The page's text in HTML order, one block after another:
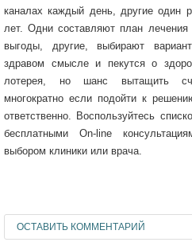
каналах каждый день, другие один
лет. Одни составляют план лечения
выгоды, другие, выбирают
здравом смысле и пекутся о
лотерея, но шанс вытащить
многократно если подойти к
ответственно. Воспользуйтесь
бесплатными On-line
выбором клиники или врача.
ОСТАВИТЬ КОММЕНТАРИЙ